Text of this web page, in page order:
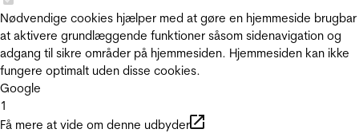
Nødvendige cookies hjælper med at gøre en hjemmeside
at aktivere grundlæggende funktioner såsom sidenavigation og
adgang til sikre områder på hjemmesiden. Hjemmesiden kan ikke
fungere optimalt uden disse cookies.
Google
1
Få mere at vide om denne udbyder